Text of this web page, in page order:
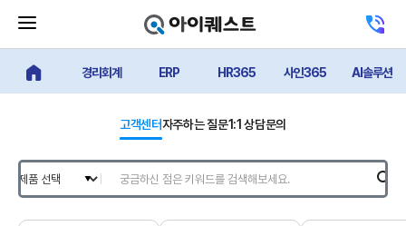
기
버
튼
센
터
얼마에요 메인경리회계 ERP HR365 사인365 AI솔루션
고객센터자주하는 질문1:1 상담문의